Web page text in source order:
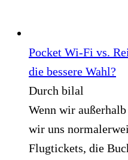
Pocket Wi-Fi vs.
die bessere Wahl?
Durch bilal
Wenn wir
wir uns
Flugtickets, die